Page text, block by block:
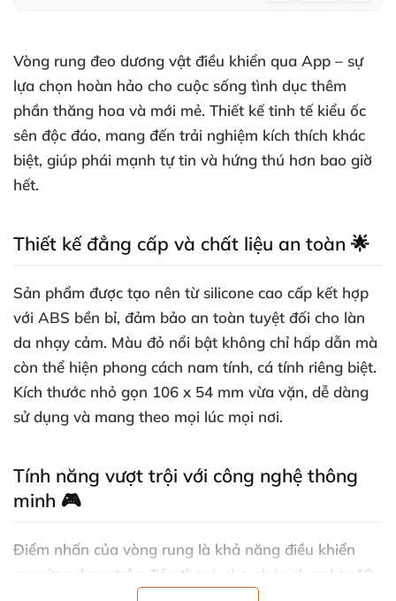
Vòng rung đeo dương vật điều khiển qua App – sự
lựa chọn hoàn hảo cho cuộc sống tình dục thêm
phần thăng hoa và mới mẻ. Thiết kế tinh tế kiểu ốc
sên độc đáo, mang đến trải nghiệm kích thích khác
biệt, giúp phái mạnh tự tin và hứng thú hơn bao giờ
hết.
Thiết kế đẳng cấp và chất liệu an toàn 🌟
Sản phẩm được tạo nên từ silicone cao cấp kết hợp
với ABS bền bỉ, đảm bảo an toàn tuyệt đối cho làn
da nhạy cảm. Màu đỏ nổi bật không chỉ hấp dẫn mà
còn thể hiện phong cách nam tính, cá tính riêng biệt.
Kích thước nhỏ gọn 106 x 54 mm vừa vặn, dễ dàng
sử dụng và mang theo mọi lúc mọi nơi.
Tính năng vượt trội với công nghệ thông
minh 🎮
Điểm nhấn của vòng rung là khả năng điều khiển
qua ứng dụng trên điện thoại, cho phép chọn lựa 10